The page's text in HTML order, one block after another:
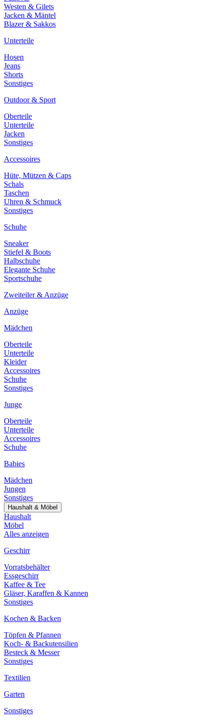
Westen & Gilets
Jacken & Mäntel
Blazer & Sakkos
Unterteile
Hosen
Jeans
Shorts
Sonstiges
Outdoor & Sport
Oberteile
Unterteile
Jacken
Sonstiges
Accessoires
Hüte, Mützen & Caps
Schals
Taschen
Uhren & Schmuck
Sonstiges
Schuhe
Sneaker
Stiefel & Boots
Halbschuhe
Elegante Schuhe
Sportschuhe
Zweiteiler & Anzüge
Anzüge
Mädchen
Oberteile
Unterteile
Kleider
Accessoires
Schuhe
Sonstiges
Junge
Oberteile
Unterteile
Accessoires
Schuhe
Babies
Mädchen
Jungen
Sonstiges
Haushalt & Möbel
Haushalt
Möbel
Alles anzeigen
Geschirr
Vorratsbehälter
Essgeschirr
Kaffee & Tee
Gläser, Karaffen & Kannen
Sonstiges
Kochen & Backen
Töpfen & Pfannen
Koch- & Backutensilien
Besteck & Messer
Sonstiges
Textilien
Garten
Sonstiges